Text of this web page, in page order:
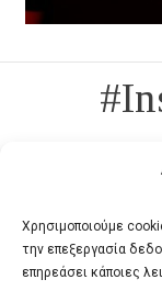
Χρησιμοποιούμε
την επεξεργασία
επηρεάσει κάποιες
Πολυτέλεια δεν